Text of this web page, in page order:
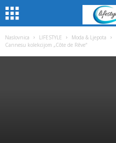
Naslovnica LIFESTYLE Moda & Ljepota
Cannesu kolekcijom „Côte de Rêve“